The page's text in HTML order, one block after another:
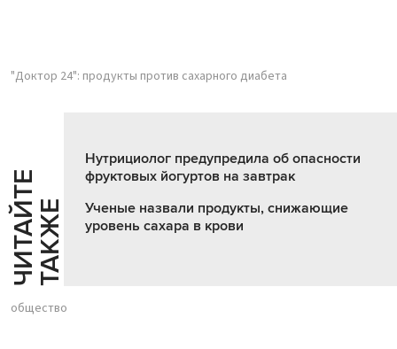
"Доктор 24": продукты против сахарного диабета
Ч
И
Т
АЙ
Т
Е
Т
А
К
ЖЕ
Нутрициолог предупредила об опасности
фруктовых йогуртов на завтрак
Ученые назвали продукты, снижающие
уровень сахара в крови
общество